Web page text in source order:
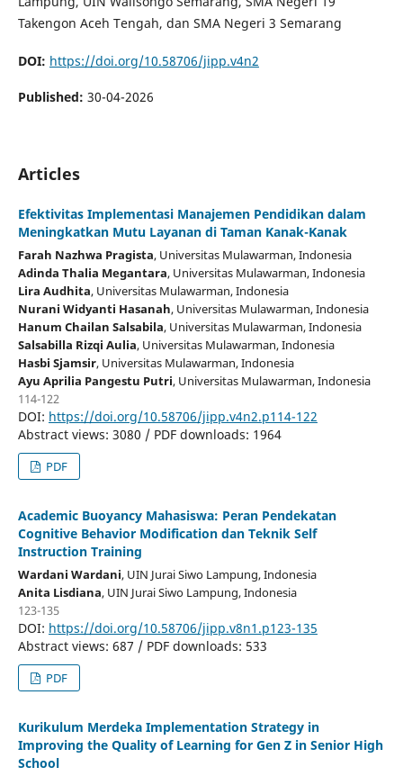
Takengon Aceh Tengah, dan SMA Negeri 3 Semarang
DOI: https://doi.org/10.58706/jipp.v4n2
Published: 30-04-2026
Articles
Efektivitas Implementasi Manajemen Pendidikan dalam
Meningkatkan Mutu Layanan di Taman Kanak-Kanak
Farah Nazhwa Pragista, Universitas Mulawarman, Indonesia
Adinda Thalia Megantara, Universitas Mulawarman, Indonesia
Lira Audhita, Universitas Mulawarman, Indonesia
Nurani Widyanti Hasanah, Universitas Mulawarman, Indonesia
Hanum Chailan Salsabila, Universitas Mulawarman, Indonesia
Salsabilla Rizqi Aulia, Universitas Mulawarman, Indonesia
Hasbi Sjamsir, Universitas Mulawarman, Indonesia
Ayu Aprilia Pangestu Putri, Universitas Mulawarman, Indonesia
114-122
DOI: https://doi.org/10.58706/jipp.v4n2.p114-122
Abstract views: 3080 / PDF downloads: 1964
PDF
Academic Buoyancy Mahasiswa: Peran Pendekatan
Cognitive Behavior Modification dan Teknik Self
Instruction Training
Wardani Wardani, UIN Jurai Siwo Lampung, Indonesia
Anita Lisdiana, UIN Jurai Siwo Lampung, Indonesia
123-135
DOI: https://doi.org/10.58706/jipp.v8n1.p123-135
Abstract views: 687 / PDF downloads: 533
PDF
Kurikulum Merdeka Implementation Strategy in
Improving the Quality of Learning for Gen Z in Senior High
School